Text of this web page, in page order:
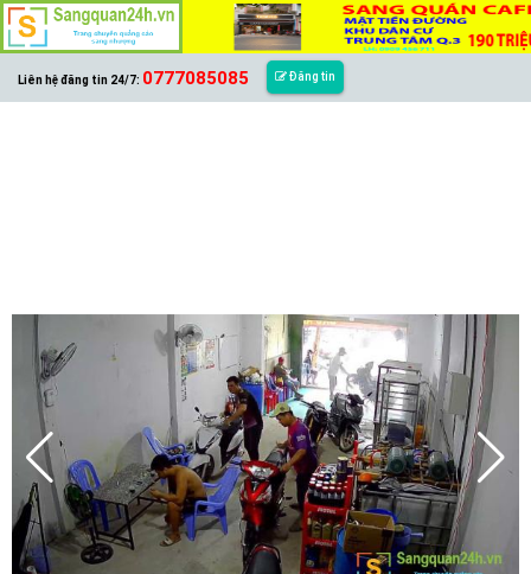
Liên hệ đăng tin 24/7: 0777085085 Đăng tin